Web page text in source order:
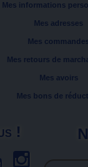
Mes informations
Mes adresses
Mes commandes
Mes retours de
Mes avoirs
Mes bons de
!